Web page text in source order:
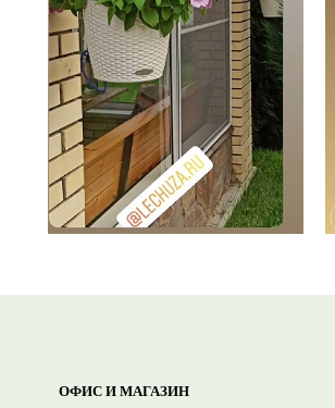
ОФИС И МАГАЗИН